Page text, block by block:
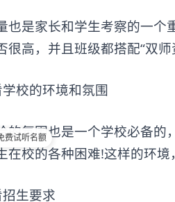
是家长和学生考察的一个
很高，并且班级都搭配“双
校的环境和氛围
围也是一个学校必备的，
在校的各种困难!这样的环境
生要求
费试听名额